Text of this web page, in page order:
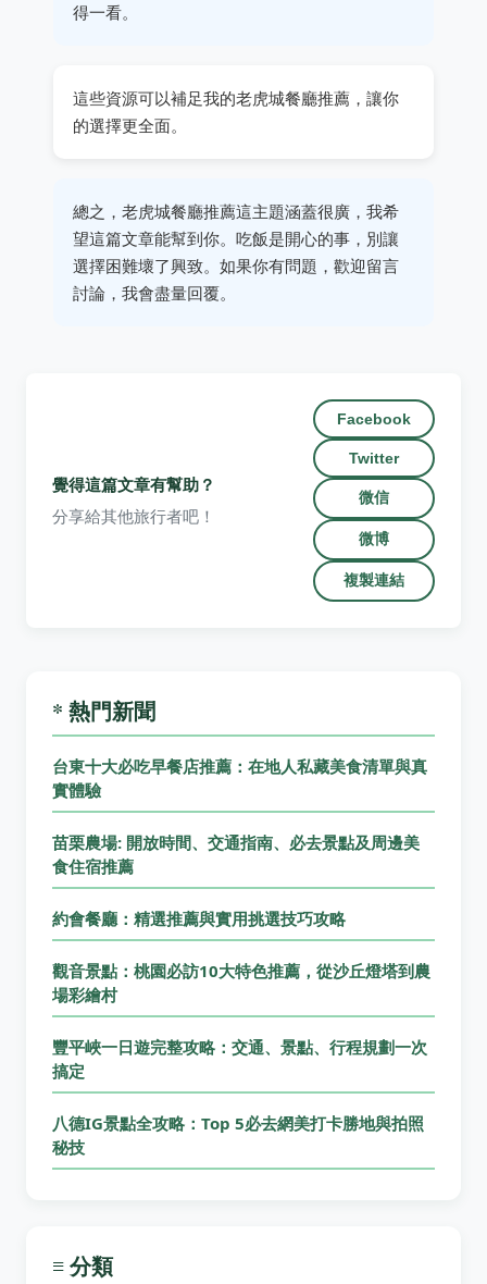
得一看。
這些資源可以補足我的老虎城餐廳推薦，讓你
的選擇更全面。
總之，老虎城餐廳推薦這主題涵蓋很廣，我希
望這篇文章能幫到你。吃飯是開心的事，別讓
選擇困難壞了興致。如果你有問題，歡迎留言
討論，我會盡量回覆。
覺得這篇文章有幫助？
分享給其他旅行者吧！
Facebook
Twitter
微信
微博
複製連結
* 熱門新聞
台東十大必吃早餐店推薦：在地人私藏美食清單與真
實體驗
苗栗農場: 開放時間、交通指南、必去景點及周邊美
食住宿推薦
約會餐廳：精選推薦與實用挑選技巧攻略
觀音景點：桃園必訪10大特色推薦，從沙丘燈塔到農
場彩繪村
豐平峽一日遊完整攻略：交通、景點、行程規劃一次
搞定
八德IG景點全攻略：Top 5必去網美打卡勝地與拍照
秘技
≡ 分類